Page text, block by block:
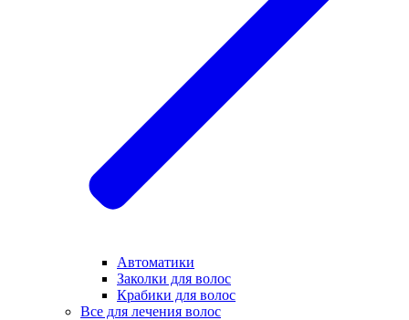
Автоматики
Заколки для волос
Крабики для волос
Все для лечения волос